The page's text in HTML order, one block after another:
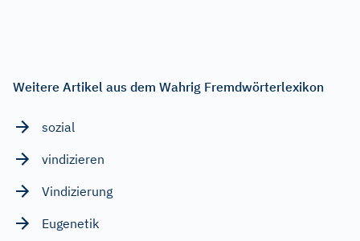
Weitere Artikel aus dem Wahrig Fremdwörterlexikon
sozial
vindizieren
Vindizierung
Eugenetik